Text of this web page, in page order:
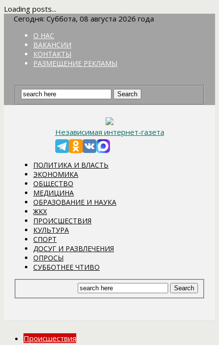
Loading posts...
Сегодня: Суббота, 08 августа 2026 года
О НАС
ВАКАНСИИ
КОНТАКТЫ
РАЗМЕЩЕНИЕ РЕКЛАМЫ
Независимая интернет-газета
ПОЛИТИКА И ВЛАСТЬ
ЭКОНОМИКА
ОБЩЕСТВО
МЕДИЦИНА
ОБРАЗОВАНИЕ И НАУКА
ЖКХ
ПРОИСШЕСТВИЯ
КУЛЬТУРА
СПОРТ
ДОСУГ И РАЗВЛЕЧЕНИЯ
ОПРОСЫ
СУББОТНЕЕ ЧТИВО
Происшествия